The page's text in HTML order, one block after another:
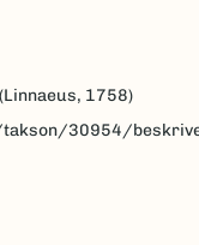
1758)
30954/